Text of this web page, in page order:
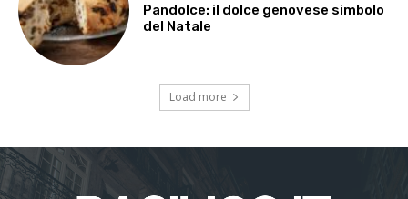
Pandolce: il dolce genovese simbolo
del Natale
Load more